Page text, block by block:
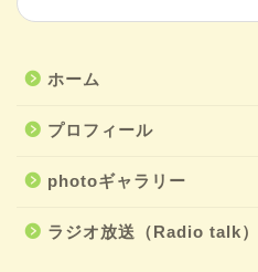
ホーム
プロフィール
photoギャラリー
ラジオ放送（Radio talk）